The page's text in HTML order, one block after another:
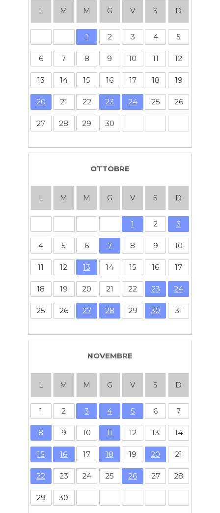
L M M G V S D
1 2 3 4 5
6 7 8 9 10 11 12
13 14 15 16 17 18 19
20 21 22 23 24 25 26
27 28 29 30
OTTOBRE
L M M G V S D
1 2 3
4 5 6 7 8 9 10
11 12 13 14 15 16 17
18 19 20 21 22 23 24
25 26 27 28 29 30 31
NOVEMBRE
L M M G V S D
1 2 3 4 5 6 7
8 9 10 11 12 13 14
15 16 17 18 19 20 21
22 23 24 25 26 27 28
29 30